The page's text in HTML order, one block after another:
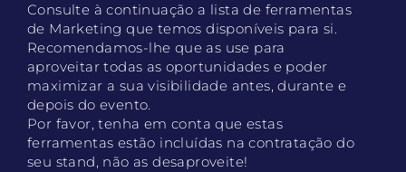
Consulte à continuação a lista de ferramentas
de Marketing que temos disponíveis para si.
Recomendamos-lhe que as use para
aproveitar todas as oportunidades e poder
maximizar a sua visibilidade antes, durante e
depois do evento.
Por favor, tenha em conta que estas
ferramentas estão incluídas na contratação do
seu stand, não as desaproveite!